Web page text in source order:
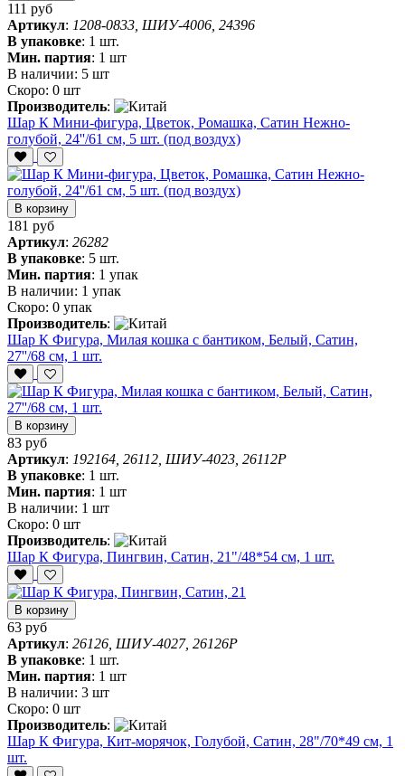
111 руб
Артикул: 1208-0833, ШИУ-4006, 24396
В упаковке: 1 шт.
Мин. партия: 1 шт
В наличии: 5 шт
Скоро: 0 шт
Производитель:
Шар К Мини-фигура, Цветок, Ромашка, Сатин Нежно-
голубой, 24''/61 см, 5 шт. (под воздух)
В корзину
181 руб
Артикул: 26282
В упаковке: 5 шт.
Мин. партия: 1 упак
В наличии: 1 упак
Скоро: 0 упак
Производитель:
Шар К Фигура, Милая кошка с бантиком, Белый, Сатин,
27''/68 см, 1 шт.
В корзину
83 руб
Артикул: 192164, 26112, ШИУ-4023, 26112P
В упаковке: 1 шт.
Мин. партия: 1 шт
В наличии: 1 шт
Скоро: 0 шт
Производитель:
Шар К Фигура, Пингвин, Сатин, 21"/48*54 см, 1 шт.
В корзину
63 руб
Артикул: 26126, ШИУ-4027, 26126P
В упаковке: 1 шт.
Мин. партия: 1 шт
В наличии: 3 шт
Скоро: 0 шт
Производитель:
Шар К Фигура, Кит-морячок, Голубой, Сатин, 28"/70*49 см, 1
шт.